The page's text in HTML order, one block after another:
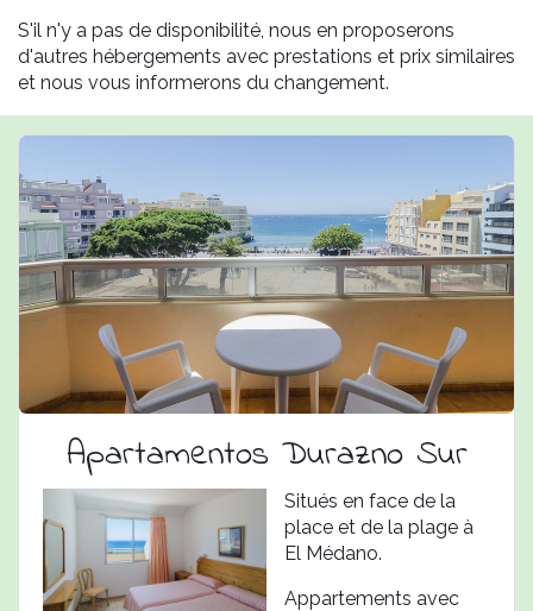
S'il n'y a pas de disponibilité, nous en proposerons
d'autres hébergements avec prestations et prix similaires
et nous vous informerons du changement.
Apartamentos Durazno Sur
Situés en face de la
place et de la plage à
El Médano.
Appartements avec